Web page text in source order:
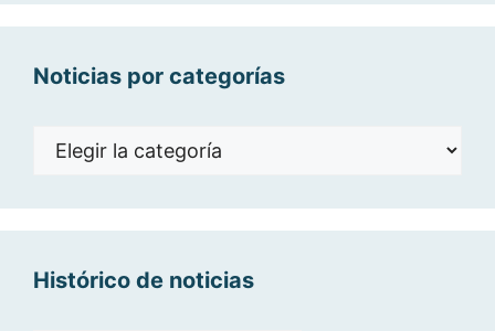
Noticias por categorías
Noticias
Histórico de noticias